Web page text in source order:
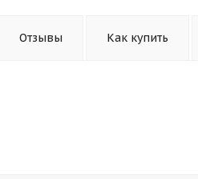
Отзывы Как купить